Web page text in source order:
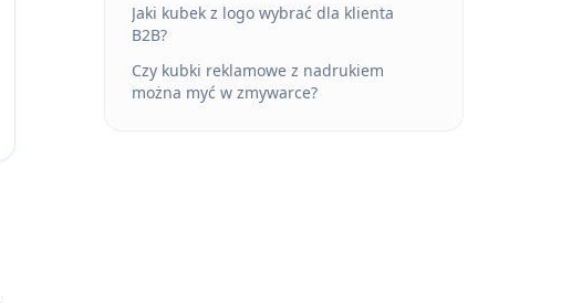
Jaki kubek z logo wybrać dla klienta
B2B?
Czy kubki reklamowe z nadrukiem
można myć w zmywarce?